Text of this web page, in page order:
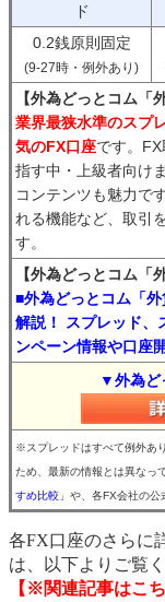
ド
0.2銭原則固定
(9-27時・例外あり)
【外為どっとコム「
業界最狭水準のスプ
気のFX口座です。
指す中・上級者向け
コンテンツも魅力で
れる機能など、取引
す。
【外為どっとコム「
■外為どっとコム「
解説！ スプレッド、
ンペーン情報や口座
▼外為ど
※スプレッドはすべて例外あ
ため、最新の情報とは異なっ
すめ比較」 や、各FX会社の公
各FX口座のさらに
は、以下よりご覧く
【※関連記事はこち